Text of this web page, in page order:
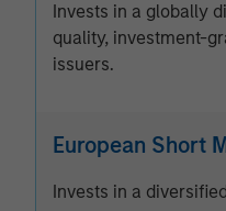
Invests in a globally
quality, investment-
issuers.
European Short
Invests in a